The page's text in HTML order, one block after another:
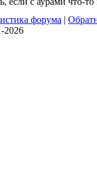
форума |
2026